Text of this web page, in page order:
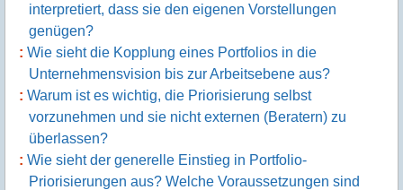
interpretiert, dass sie den eigenen Vorstellungen
genügen?
Wie sieht die Kopplung eines Portfolios in die
Unternehmensvision bis zur Arbeitsebene aus?
Warum ist es wichtig, die Priorisierung selbst
vorzunehmen und sie nicht externen (Beratern) zu
überlassen?
Wie sieht der generelle Einstieg in Portfolio-
Priorisierungen aus? Welche Voraussetzungen sind